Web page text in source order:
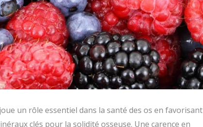
un rôle essentiel dans la santé des os en favorisant
clés pour la solidité osseuse. Une carence en